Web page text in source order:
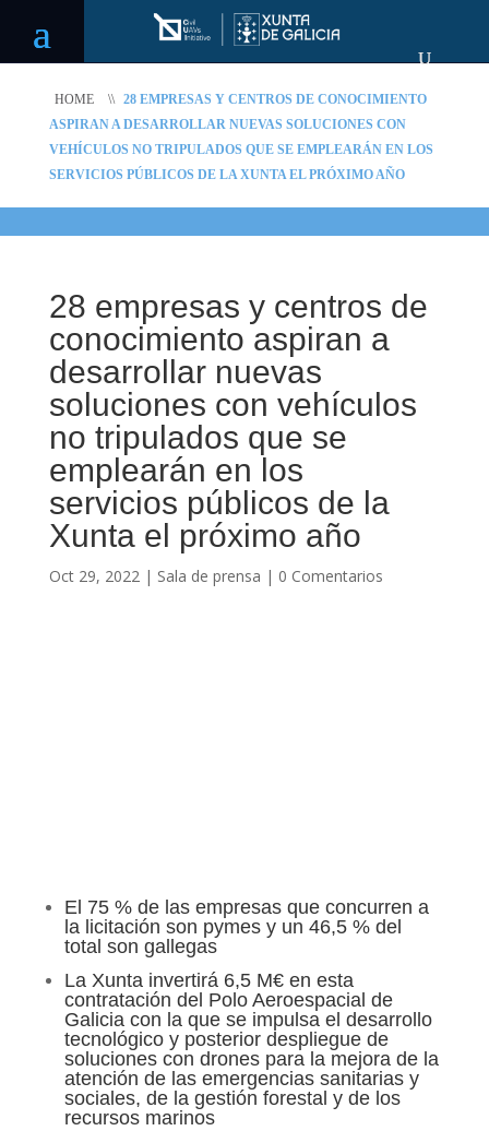
HOME \\ 28 EMPRESAS Y CENTROS DE CONOCIMIENTO
ASPIRAN A DESARROLLAR NUEVAS SOLUCIONES CON
VEHÍCULOS NO TRIPULADOS QUE SE EMPLEARÁN EN LOS
SERVICIOS PÚBLICOS DE LA XUNTA EL PRÓXIMO AÑO
28 empresas y centros de
conocimiento aspiran a
desarrollar nuevas
soluciones con vehículos
no tripulados que se
emplearán en los
servicios públicos de la
Xunta el próximo año
Oct 29, 2022 | Sala de prensa | 0 Comentarios
El 75 % de las empresas que concurren a
la licitación son pymes y un 46,5 % del
total son gallegas
La Xunta invertirá 6,5 M€ en esta
contratación del Polo Aeroespacial de
Galicia con la que se impulsa el desarrollo
tecnológico y posterior despliegue de
soluciones con drones para la mejora de la
atención de las emergencias sanitarias y
sociales, de la gestión forestal y de los
recursos marinos